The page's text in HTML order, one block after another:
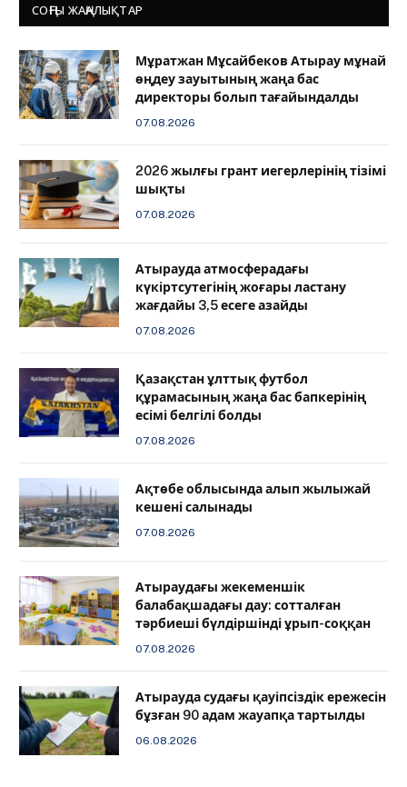
СОҢҒЫ ЖАҢАЛЫҚТАР
Мұратжан Мұсайбеков Атырау мұнай
өңдеу зауытының жаңа бас
директоры болып тағайындалды
07.08.2026
2026 жылғы грант иегерлерінің тізімі
шықты
07.08.2026
Атырауда атмосферадағы
күкіртсутегінің жоғары ластану
жағдайы 3,5 есеге азайды
07.08.2026
Қазақстан ұлттық футбол
құрамасының жаңа бас бапкерінің
есімі белгілі болды
07.08.2026
Ақтөбе облысында алып жылыжай
кешені салынады
07.08.2026
Атыраудағы жекеменшік
балабақшадағы дау: сотталған
тәрбиеші бүлдіршінді ұрып-соққан
07.08.2026
Атырауда судағы қауіпсіздік ережесін
бұзған 90 адам жауапқа тартылды
06.08.2026